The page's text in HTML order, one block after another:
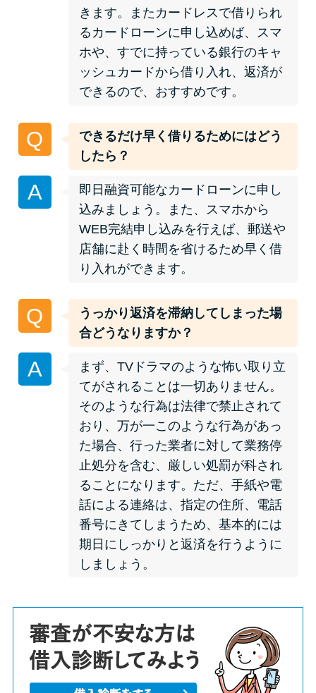
未成年でもお金を借りられる？
学生がお金を借りる方法があ
る？
学生がお金を借りる方法は？親
を解説
ソフト闇金とは？悪質な手口に
は要注意！
090金融（闇金）からお金を借り
てはいけない理由と借りた場合
の対処法
申し込みブラックとは?判断の目
安や審査に通らない理由
ブラックでもお金を借りるに
は？3つの判断基準と工面法
アコムはブラックでも審査に通
る？ 自分がブラックか確かめる
方法
アコムとレイクどっちがいい
の？ カードローンの選び方を徹
底解説！
プロミスの返済方法を徹底解
説！ もっとも便利でお得な返済
方法はどれ？
年収が低い＆他社借入があると
きます。またカードレスで借りられ
るカードローンに申し込めば、スマ
ホや、すでに持っている銀行のキャ
ッシュカードから借り入れ、返済が
できるので、おすすめです。
Q
できるだけ早く借りるためにはどう
したら？
A
即日融資可能なカードローンに申し
込みましょう。また、スマホから
WEB完結申し込みを行えば、郵送や
店舗に赴く時間を省けるため早く借
り入れができます。
Q
うっかり返済を滞納してしまった場
合どうなりますか？
A
まず、TVドラマのような怖い取り立
てがされることは一切ありません。
そのような行為は法律で禁止されて
おり、万が一このような行為があっ
た場合、行った業者に対して業務停
止処分を含む、厳しい処罰が科され
ることになります。ただ、手紙や電
話による連絡は、指定の住所、電話
番号にきてしまうため、基本的には
期日にしっかりと返済を行うように
しましょう。